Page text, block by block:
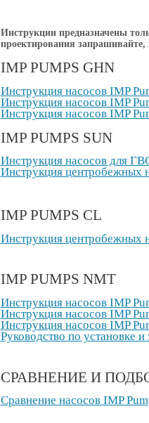
Инструкции предназначены
проектирования
IMP PUMPS GHN
Инструкция насосов IMP
Инструкция насосов IMP
Инструкция насосов IMP
IMP PUMPS SUN
Инструкция насосов для
Инструкция центробежных
IMP PUMPS CL
Инструкция центробежных
IMP PUMPS NMT
Инструкция насосов IMP
Инструкция насосов IMP
Инструкция насосов IMP
Руководство по установке
СРАВНЕНИЕ И
Сравнение насосов IMP